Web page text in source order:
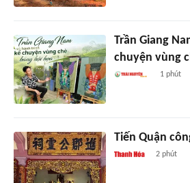
Trần Giang
chuyện vùng
1 phút
Tiến Quận
2 phút